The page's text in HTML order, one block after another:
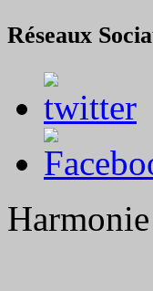
Réseaux